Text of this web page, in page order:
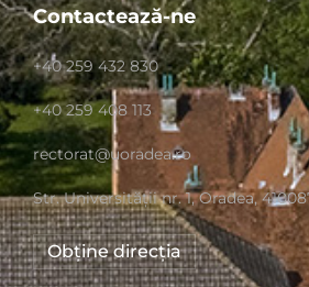
Contactează-ne
+40 259 432 830
+40 259 408 113
rectorat@uoradea.ro
Str. Universităţii nr. 1, Oradea,
Obține direcția